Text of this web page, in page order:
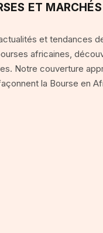
ET MARCHÉS
et tendances
africaines,
Notre couverture
la Bourse en